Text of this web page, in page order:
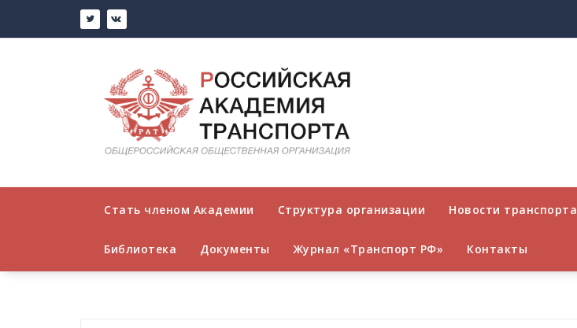
содержимому
Стать членом Академии Структура организации Новости транспорта
Библиотека Документы Журнал «Транспорт РФ» Контакты